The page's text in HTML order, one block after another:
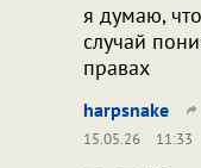
я думаю,
случай
правах
harpsnake
15.05.26
11:33